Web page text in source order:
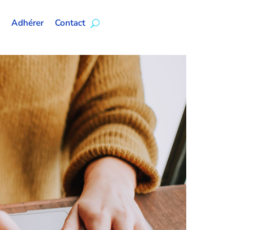
Adhérer Contact